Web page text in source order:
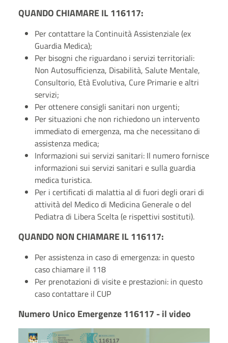
QUANDO CHIAMARE IL 116117:
Per contattare la Continuità Assistenziale (ex
Guardia Medica);
Per bisogni che riguardano i servizi territoriali:
Non Autosufficienza, Disabilità, Salute Mentale,
Consultorio, Età Evolutiva, Cure Primarie e altri
servizi;
Per ottenere consigli sanitari non urgenti;
Per situazioni che non richiedono un intervento
immediato di emergenza, ma che necessitano di
assistenza medica;
Informazioni sui servizi sanitari: Il numero fornisce
informazioni sui servizi sanitari e sulla guardia
medica turistica.
Per i certificati di malattia al di fuori degli orari di
attività del Medico di Medicina Generale o del
Pediatra di Libera Scelta (e rispettivi sostituti).
QUANDO NON CHIAMARE IL 116117:
Per assistenza in caso di emergenza: in questo
caso chiamare il 118
Per prenotazioni di visite e prestazioni: in questo
caso contattare il CUP
Numero Unico Emergenze 116117 - il video